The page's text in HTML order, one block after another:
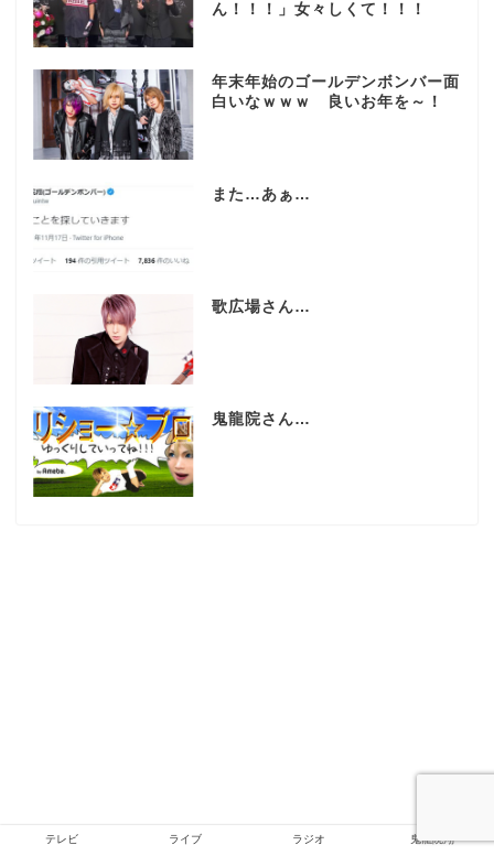
ん！！！」女々しくて！！！
年末年始のゴールデンボンバー面
白いなｗｗｗ 良いお年を～！
また…あぁ…
歌広場さん…
鬼龍院さん…
テレビ ライブ ラジオ 鬼龍院翔